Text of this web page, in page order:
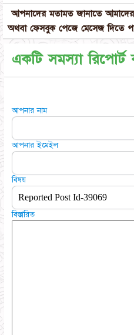
আপনাদের মতামত জানাতে
অথবা ফেসবুক পেজে মেসেজ দিতে
একটি সমস্যা
আপনার নাম
আপনার ইমেইল
বিষয়
বিস্তারিত